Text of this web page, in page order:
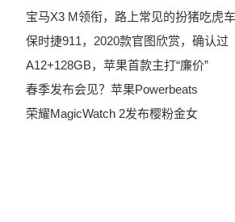
宝马X3 M领衔，路上常见的扮猪吃虎
保时捷911，2020款官图欣赏，确认过
A12+128GB，苹果首款主打“廉价”
春季发布会见？苹果Powerbeats
荣耀MagicWatch 2发布樱粉金女